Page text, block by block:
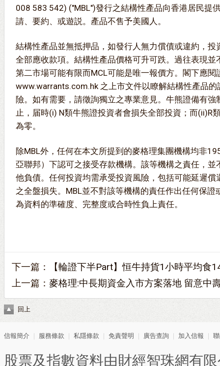
008 583 542) ("MBL")發行之結構性產品向香港居民提
請、要約、或遊説。產品不售予美國人。
結構性產品並無抵押品，如發行人無力償債或違約，投
全部應收款項。結構性產品價格可升可跌。過往表現並
第二市場可能有限而MCL可能是唯一報價方。閣下應閱
www.warrants.com.hk 之上市文件以瞭解結構性產品
險。如有需要，請徵詢獨立之專業意見。牛熊證備有
止，届時(i) N類牛熊證投資者會損失全部投資；而(ii)R
為零。
除MBL外，任何在本文所提到的麥格理集團機構均非
亞聯邦）下認可之接受存款機構。該等機構之責任，並
他負債。任何投資均需承受投資風險，包括可能延遲償
之全盤損失。MBL並不對該等機構的責任作出任何保證
為資料的準確度、完整度或合時性負上責任。
下一篇：
【輪證下半Part】恒牛持貨1小時平均食
上一篇： 麥格理:中長期資金入市方案落地 留意中
回上
信報簡介 服務條款 私隱條款 免責聲明 廣告查詢 加入信報
股票及指數資料由財經智珠網有